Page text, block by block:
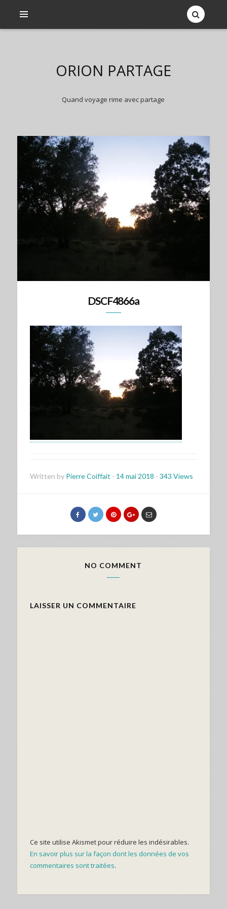
ORION PARTAGE
Quand voyage rime avec partage
DSCF4866a
Written by Pierre Coiffait - 14 mai 2018 - 343 Views
NO COMMENT
LAISSER UN COMMENTAIRE
Ce site utilise Akismet pour réduire les indésirables.
En savoir plus sur la façon dont les données de vos
commentaires sont traitées.